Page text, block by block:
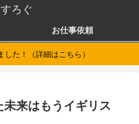
ろぐ
お仕事依頼
た！（詳細はこちら）
来はもうイギリス